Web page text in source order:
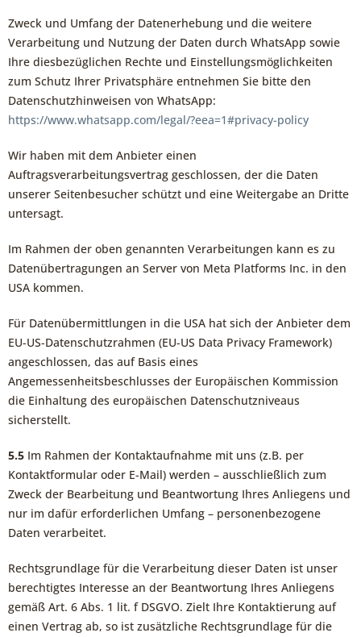
Zweck und Umfang der Datenerhebung und die weitere
Verarbeitung und Nutzung der Daten durch WhatsApp sowie
Ihre diesbezüglichen Rechte und Einstellungsmöglichkeiten
zum Schutz Ihrer Privatsphäre entnehmen Sie bitte den
Datenschutzhinweisen von WhatsApp:
https://www.whatsapp.com/legal/?eea=1#privacy-policy
Wir haben mit dem Anbieter einen
Auftragsverarbeitungsvertrag geschlossen, der die Daten
unserer Seitenbesucher schützt und eine Weitergabe an Dritte
untersagt.
Im Rahmen der oben genannten Verarbeitungen kann es zu
Datenübertragungen an Server von Meta Platforms Inc. in den
USA kommen.
Für Datenübermittlungen in die USA hat sich der Anbieter dem
EU-US-Datenschutzrahmen (EU-US Data Privacy Framework)
angeschlossen, das auf Basis eines
Angemessenheitsbeschlusses der Europäischen Kommission
die Einhaltung des europäischen Datenschutzniveaus
sicherstellt.
5.5 Im Rahmen der Kontaktaufnahme mit uns (z.B. per
Kontaktformular oder E-Mail) werden – ausschließlich zum
Zweck der Bearbeitung und Beantwortung Ihres Anliegens und
nur im dafür erforderlichen Umfang – personenbezogene
Daten verarbeitet.
Rechtsgrundlage für die Verarbeitung dieser Daten ist unser
berechtigtes Interesse an der Beantwortung Ihres Anliegens
gemäß Art. 6 Abs. 1 lit. f DSGVO. Zielt Ihre Kontaktierung auf
einen Vertrag ab, so ist zusätzliche Rechtsgrundlage für die